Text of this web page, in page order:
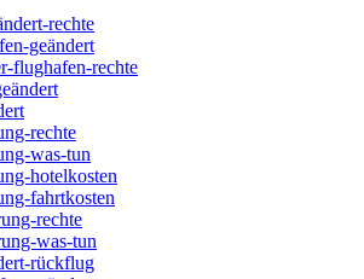
rechte
geändert
flughafen-rechte
rechte
was-tun
hotelkosten
fahrtkosten
rechte
was-tun
rückflug